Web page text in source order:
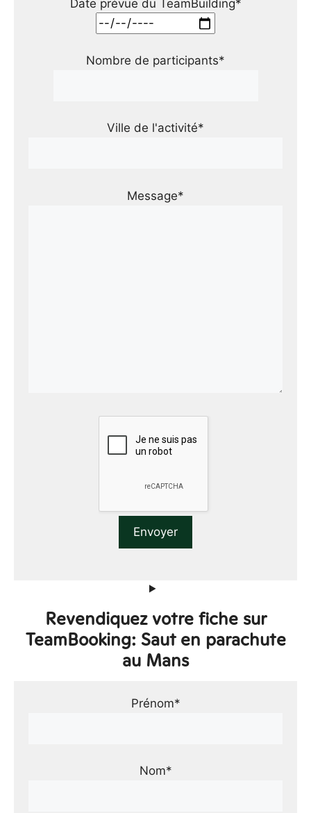
Date prévue du TeamBuilding*
Nombre de participants*
Ville de l'activité*
Message*
Revendiquez votre fiche sur
TeamBooking: Saut en parachute
au Mans
Prénom*
Nom*